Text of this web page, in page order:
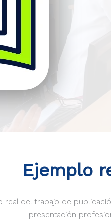
Ejemplo
real del trabajo de
presentación